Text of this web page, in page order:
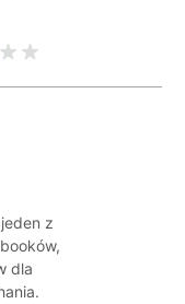
z
dla